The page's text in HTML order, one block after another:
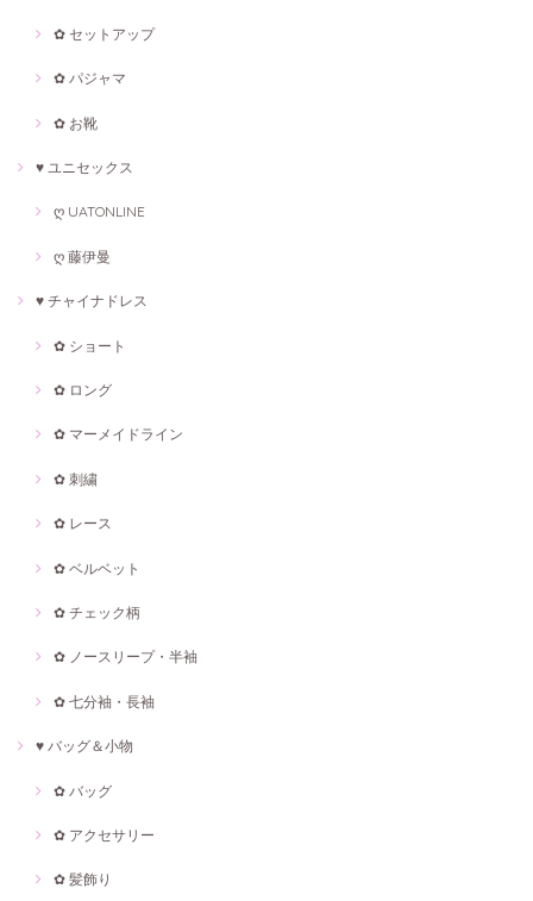
✿ セットアップ
✿ パジャマ
✿ お靴
♥ ユニセックス
ღ UATONLINE
ღ 藤伊曼
♥ チャイナドレス
✿ ショート
✿ ロング
✿ マーメイドライン
✿ 刺繍
✿ レース
✿ ベルベット
✿ チェック柄
✿ ノースリープ・半袖
✿ 七分袖・長袖
♥ バッグ＆小物
✿ バッグ
✿ アクセサリー
✿ 髪飾り